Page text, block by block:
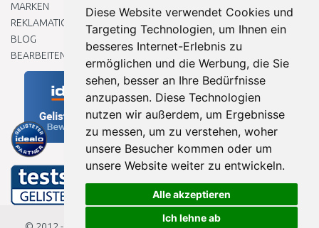
Diese Website verwendet Cookies und
Targeting Technologien, um Ihnen ein
besseres Internet-Erlebnis zu
ermöglichen und die Werbung, die Sie
sehen, besser an Ihre Bedürfnisse
anzupassen. Diese Technologien
nutzen wir außerdem, um Ergebnisse
zu messen, um zu verstehen, woher
unsere Besucher kommen oder um
unsere Website weiter zu entwickeln.
Alle akzeptieren
Ich lehne ab
MARKEN
REKLAMATIONEN UND RETOUREN
BLOG
BEARBEITEN SIE MEINE COOKIE-EINSTELLUNGEN